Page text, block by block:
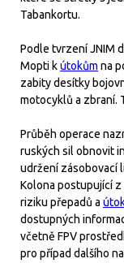
Tabankortu.
Podle tvrzení JNIM
Mopti kútokům na
zabity desítky
motocyklů a zbraní.
Průběh operace
ruských sil obnovit
udržení zásobovací
Kolona postupující
riziku přepadů a
dostupných
včetně FPV
pro případ dalšího